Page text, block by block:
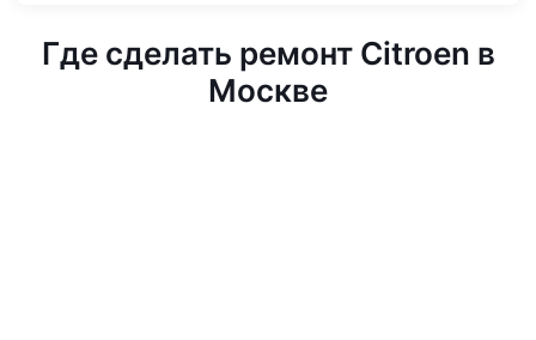
Где сделать ремонт Citroen в
Москве